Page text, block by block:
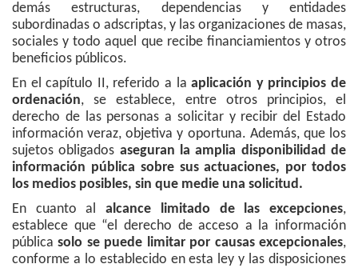
demás estructuras, dependencias y entidades
subordinadas o adscriptas, y las organizaciones de masas,
sociales y todo aquel que recibe financiamientos y otros
beneficios públicos.
En el capítulo II, referido a laaplicación y principios de
ordenación, se establece, entre otros principios, el
derecho de las personas a solicitar y recibir del Estado
información veraz, objetiva y oportuna. Además, que los
sujetos obligados aseguran la amplia disponibilidad de
información pública sobre sus actuaciones, por todos
los medios posibles, sin que medie una solicitud.
En cuanto alalcance limitado de las excepciones,
establece que “el derecho de acceso a la información
públicasolo se puede limitar por causas excepcionales,
conforme a lo establecido en esta ley y las disposiciones